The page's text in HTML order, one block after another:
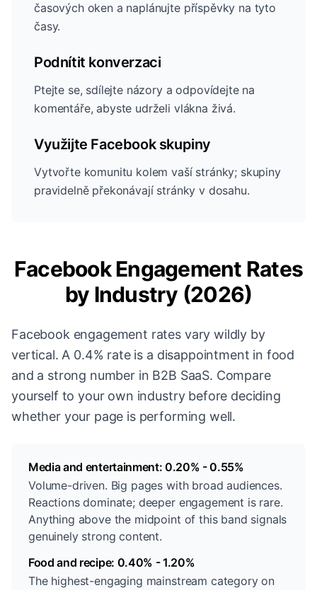
časových oken a naplánujte příspěvky na tyto
časy.
Podnítit konverzaci
Ptejte se, sdílejte názory a odpovídejte na
komentáře, abyste udrželi vlákna živá.
Využijte Facebook skupiny
Vytvořte komunitu kolem vaší stránky; skupiny
pravidelně překonávají stránky v dosahu.
Facebook Engagement Rates
by Industry (2026)
Facebook engagement rates vary wildly by
vertical. A 0.4% rate is a disappointment in food
and a strong number in B2B SaaS. Compare
yourself to your own industry before deciding
whether your page is performing well.
Media and entertainment: 0.20% - 0.55%
Volume-driven. Big pages with broad audiences.
Reactions dominate; deeper engagement is rare.
Anything above the midpoint of this band signals
genuinely strong content.
Food and recipe: 0.40% - 1.20%
The highest-engaging mainstream category on